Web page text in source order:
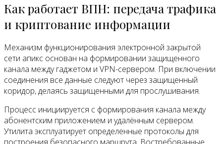
Как работает ВПН: передача трафика
и криптование информации
Механизм функционирования электронной закрытой
сети апикс основан на формировании защищенного
канала между гаджетом и VPN-сервером. При включении
соединения все данные следуют через защищенный
коридор, делаясь защищенными для прослушивания.
Процесс инициируется с формирования канала между
абонентским приложением и удалённым сервером.
Утилита эксплуатирует определенные протоколы для